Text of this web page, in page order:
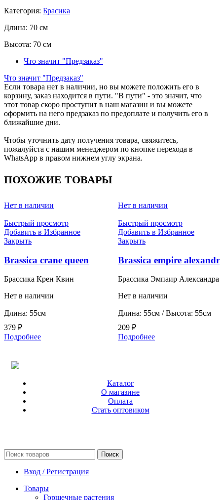
Категория: Брасика
Длина: 70 см
Высота: 70 см
Что значит "Предзаказ"
Что значит "Предзаказ"
Если товара нет в наличии, но вы можете положить его в
корзину, заказ находится в пути. "В пути" - это значит, что
этот товар скоро проступит в наш магазин и вы можете
оформить на него предзаказ по предоплате и получить его в
ближайшие дни.
Чтобы уточнить дату получения товара, свяжитесь,
пожалуйста с нашим менеджером по кнопке перехода в
WhatsApp в правом нижнем углу экрана.
ПОХОЖИЕ ТОВАРЫ
Нет в наличии
Быстрый просмотр
Добавить в Избранное
Закрыть
Brassica crane queen
Брассика Крен Квин
Нет в наличии
Длина: 55см
379 ₽
Подробнее
Нет в наличии
Быстрый просмотр
Добавить в Избранное
Закрыть
Brassica empire
Брассика Эмпаир Александра
Нет в наличии
Длина: 55см / Высота: 55см
209 ₽
Подробнее
Каталог
О магазине
Оплата
Стать оптовиком
Поиск
Вход / Регистрация
Товары
Горшечные растения